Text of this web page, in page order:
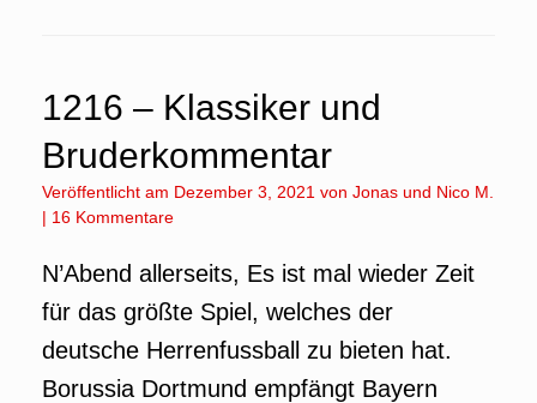
1216 – Klassiker und
Bruderkommentar
Veröffentlicht am Dezember 3, 2021 von Jonas und Nico M.
| 16 Kommentare
N’Abend allerseits, Es ist mal wieder Zeit
für das größte Spiel, welches der
deutsche Herrenfussball zu bieten hat.
Borussia Dortmund empfängt Bayern